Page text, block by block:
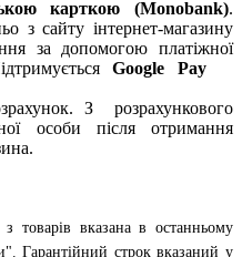
карткою (Monobank).
з сайту інтернет-магазину
за допомогою платіжної
Google Pay
З розрахункового
особи після отримання
товарів вказана в останньому
Гарантійний строк вказаний у